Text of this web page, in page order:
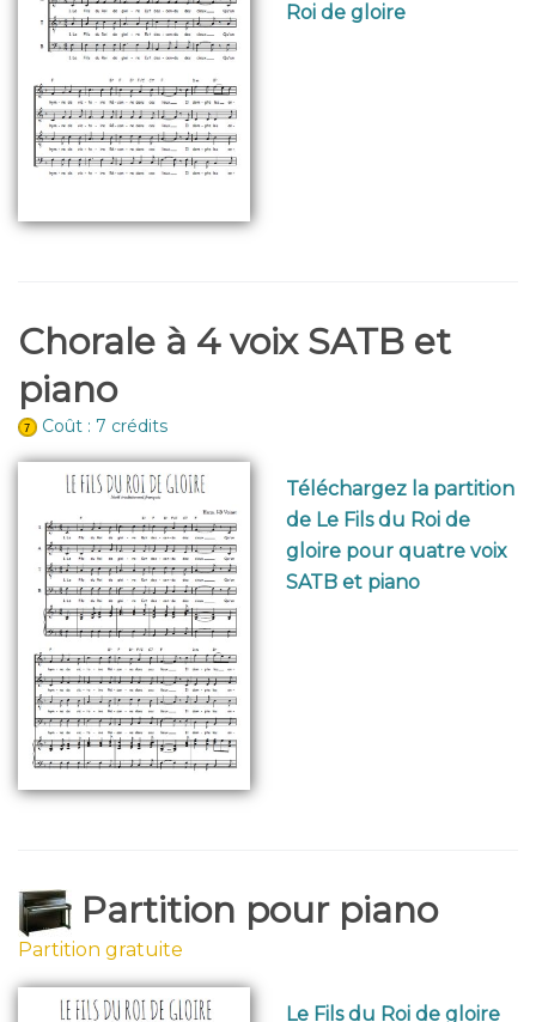
Roi de gloire
Chorale à 4 voix SATB et
piano
Coût : 7 crédits
Téléchargez la partition
de Le Fils du Roi de
gloire pour quatre voix
SATB et piano
Partition pour piano
Partition gratuite
Le Fils du Roi de gloire